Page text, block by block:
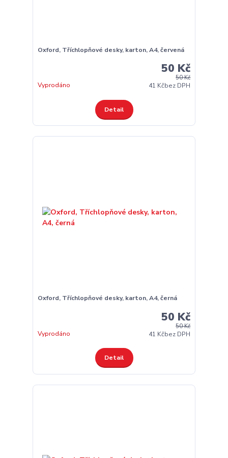
Oxford, Tříchlopňové desky, karton, A4, červená
50 Kč
50 Kč
41 Kčbez DPH
Vyprodáno
Detail
Oxford, Tříchlopňové desky, karton, A4, černá
50 Kč
50 Kč
41 Kčbez DPH
Vyprodáno
Detail